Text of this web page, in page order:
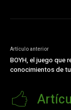
Artículo anterior
BOYH, el juego que
conocimientos de